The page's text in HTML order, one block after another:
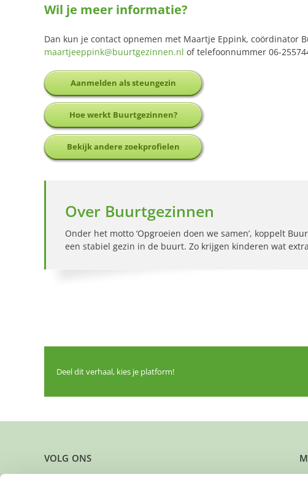
Wil je meer informatie?
Dan kun je contact opnemen met Maartje Eppink, coördinator
maartjeeppink@buurtgezinnen.nl of telefoonnummer 06-
Aanmelden als steungezin
Hoe werkt Buurtgezinnen?
Bekijk andere zoekprofielen
Over Buurtgezinnen
Onder het motto ‘Opgroeien doen we samen’, koppelt
een stabiel gezin in de buurt. Zo krijgen kinderen wat
Deel dit verhaal, kies je platform!
VOLG ONS